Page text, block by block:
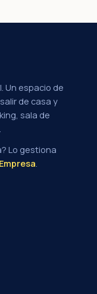
Un espacio de
de casa y
sala de
Lo gestiona
.